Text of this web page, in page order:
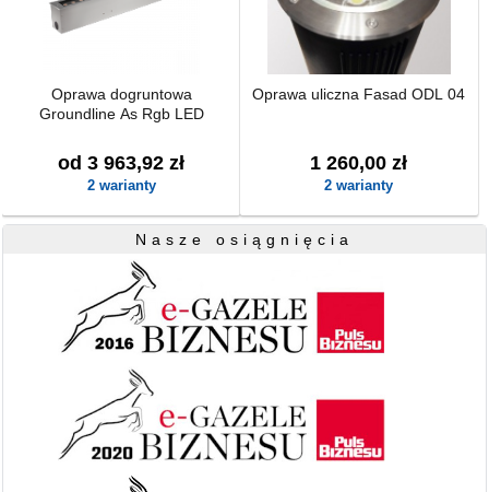
Oprawa dogruntowa
Groundline As Rgb LED
od 3 963,92 zł
2 warianty
Oprawa uliczna Fasad ODL 04
1 260,00 zł
2 warianty
Nasze osiągnięcia